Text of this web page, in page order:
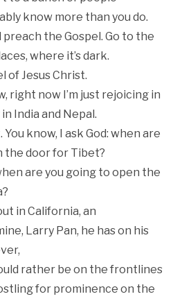
know more than you do.
the Gospel. Go to the
where it’s dark.
of Jesus Christ.
right now I’m just rejoicing in
India and Nepal.
know, I ask God: when are
the door for Tibet?
are you going to open the
in California, an
Larry Pan, he has on his
rather be on the frontlines
for prominence on the